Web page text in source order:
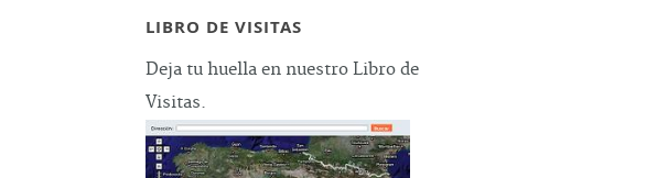
LIBRO DE VISITAS
Deja tu huella en nuestro Libro de
Visitas.